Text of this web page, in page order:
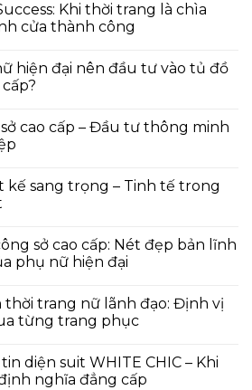
Khi thời trang là chìa
cửa thành công
hiện đại nên đầu tư vào tủ đồ
cao cấp – Đầu tư thông minh
kế sang trọng – Tinh tế trong
sở cao cấp: Nét đẹp bản lĩnh
phụ nữ hiện đại
thời trang nữ lãnh đạo: Định vị
từng trang phục
diện suit WHITE CHIC – Khi
nghĩa đẳng cấp